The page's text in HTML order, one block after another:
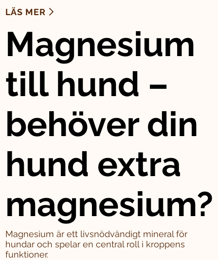
LÄS MER
Magnesium
till hund –
behöver din
hund extra
magnesium?
Magnesium är ett livsnödvändigt mineral för
hundar och spelar en central roll i kroppens
funktioner.